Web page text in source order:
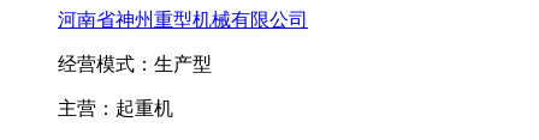
河南省神州重型机械有限公司
经营模式：生产型
主营：起重机